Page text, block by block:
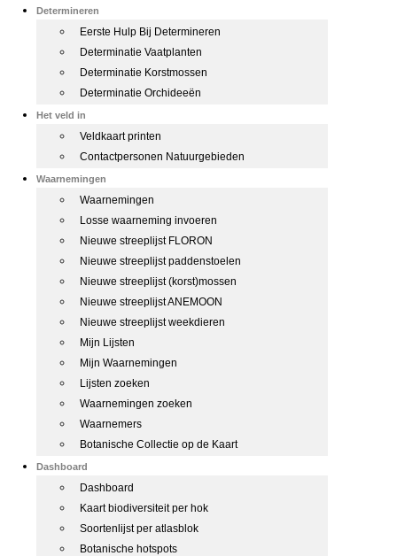
Determineren
Eerste Hulp Bij Determineren
Determinatie Vaatplanten
Determinatie Korstmossen
Determinatie Orchideeën
Het veld in
Veldkaart printen
Contactpersonen Natuurgebieden
Waarnemingen
Waarnemingen
Losse waarneming invoeren
Nieuwe streeplijst FLORON
Nieuwe streeplijst paddenstoelen
Nieuwe streeplijst (korst)mossen
Nieuwe streeplijst ANEMOON
Nieuwe streeplijst weekdieren
Mijn Lijsten
Mijn Waarnemingen
Lijsten zoeken
Waarnemingen zoeken
Waarnemers
Botanische Collectie op de Kaart
Dashboard
Dashboard
Kaart biodiversiteit per hok
Soortenlijst per atlasblok
Botanische hotspots